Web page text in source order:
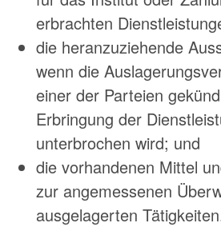
erbrachten
die heranzuziehende
wenn die
einer der Parteien
Erbringung der
unterbrochen wird; und
die vorhandenen Mittel
zur angemessenen
ausgelagerten